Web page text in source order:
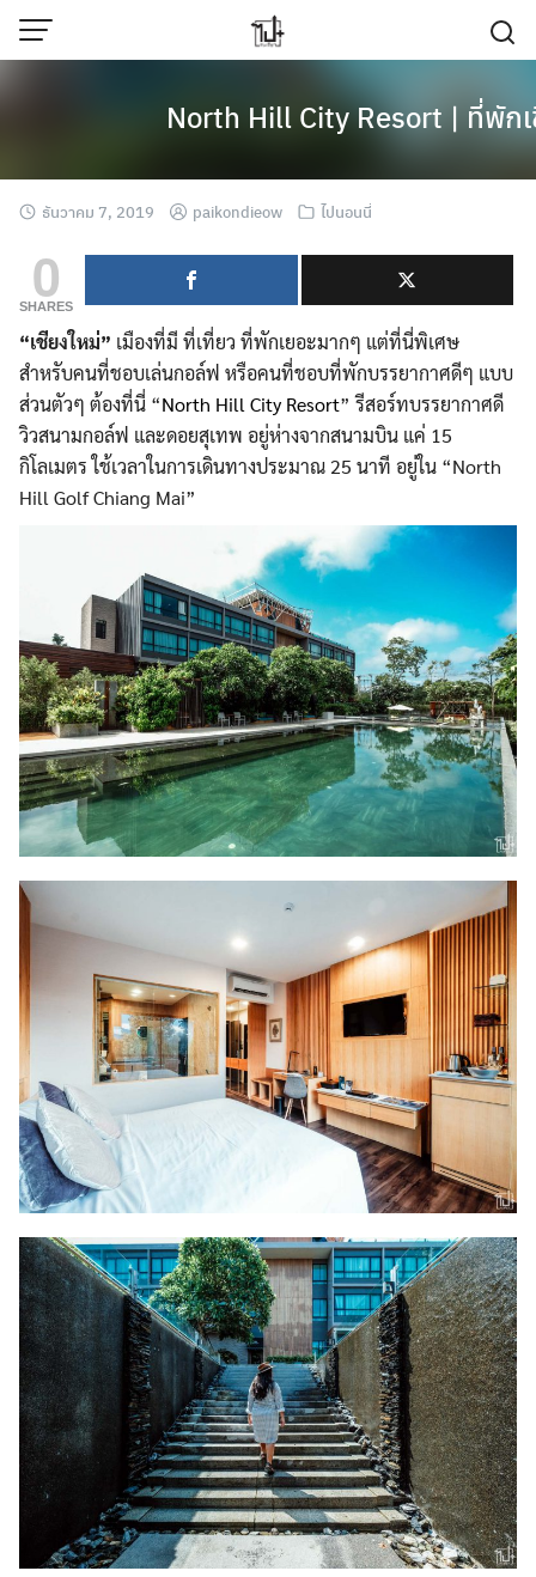
Skip
North Hill City Resort | ที่พัก
ธันวาคม 7, 2019 paikondieow ไปนอนนี่
0
SHARES
“เชียงใหม่” เมืองที่มี ที่เที่ยว ที่พักเยอะมากๆ แต่ที่นี่พิเศษ
สำหรับคนที่ชอบเล่นกอล์ฟ หรือคนที่ชอบที่พักบรรยากาศดีๆ แบบ
ส่วนตัวๆ ต้องที่นี่ “North Hill City Resort” รีสอร์ทบรรยากาศดี
วิวสนามกอล์ฟ และดอยสุเทพ อยู่ห่างจากสนามบิน แค่ 15
กิโลเมตร ใช้เวลาในการเดินทางประมาณ 25 นาที อยู่ใน “North
Hill Golf Chiang Mai”